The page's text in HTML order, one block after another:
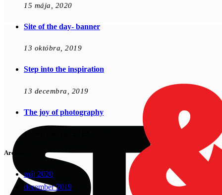
15 mája, 2020
Site of the day- banner
13 októbra, 2019
Step into the inspiration
13 decembra, 2019
The joy of photography
13 novembra, 2019
Archív
máj 2020
december 2019